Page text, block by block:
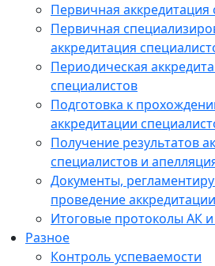
Первичная аккредитация
Первичная
аккредитация
Периодическая
специалистов
Подготовка к
аккредитации
Получение результатов
специалистов и
Документы,
проведение
Итоговые протоколы АК
Разное
Контроль успеваемости